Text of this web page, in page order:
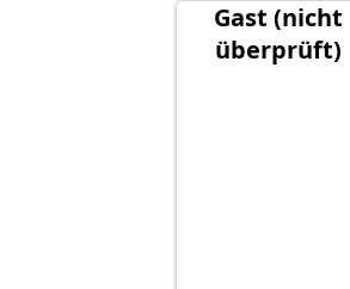
Gast (nicht
überprüft)